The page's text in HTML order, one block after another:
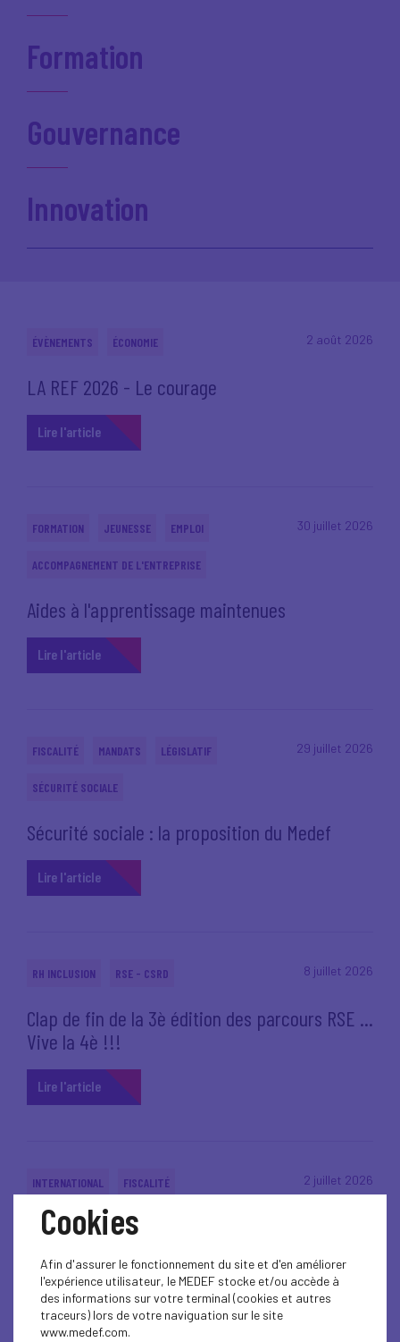
Formation
Gouvernance
Innovation
2 août 2026
ÉVÈNEMENTS ÉCONOMIE
LA REF 2026 - Le courage
Lire l'article
30 juillet 2026
FORMATION JEUNESSE EMPLOI
ACCOMPAGNEMENT DE L'ENTREPRISE
Aides à l'apprentissage maintenues
Lire l'article
29 juillet 2026
FISCALITÉ MANDATS LÉGISLATIF
SÉCURITÉ SOCIALE
Sécurité sociale : la proposition du Medef
Lire l'article
8 juillet 2026
RH INCLUSION RSE - CSRD
Clap de fin de la 3è édition des parcours RSE ...
Vive la 4è !!!
Lire l'article
2 juillet 2026
INTERNATIONAL FISCALITÉ
LÉGISLATIF ÉCONOMIE
Cartes sur table : ce que la France ne peut plus
ignorer
Lire l'article
Cookies
Afin d'assurer le fonctionnement du site et d'en améliorer
l'expérience utilisateur, le MEDEF stocke et/ou accède à
des informations sur votre terminal (cookies et autres
traceurs) lors de votre naviguation sur le site
www.medef.com.